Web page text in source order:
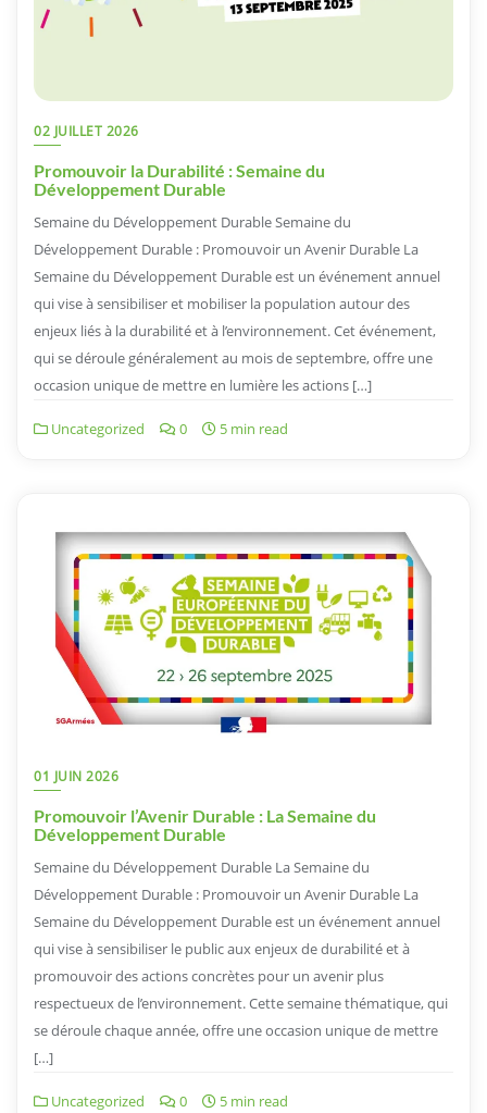
02 JUILLET 2026
Promouvoir la Durabilité : Semaine du
Développement Durable
Semaine du Développement Durable Semaine du
Développement Durable : Promouvoir un Avenir Durable La
Semaine du Développement Durable est un événement annuel
qui vise à sensibiliser et mobiliser la population autour des
enjeux liés à la durabilité et à l’environnement. Cet événement,
qui se déroule généralement au mois de septembre, offre une
occasion unique de mettre en lumière les actions […]
Uncategorized 0 5 min read
01 JUIN 2026
Promouvoir l’Avenir Durable : La Semaine du
Développement Durable
Semaine du Développement Durable La Semaine du
Développement Durable : Promouvoir un Avenir Durable La
Semaine du Développement Durable est un événement annuel
qui vise à sensibiliser le public aux enjeux de durabilité et à
promouvoir des actions concrètes pour un avenir plus
respectueux de l’environnement. Cette semaine thématique, qui
se déroule chaque année, offre une occasion unique de mettre
[…]
Uncategorized 0 5 min read